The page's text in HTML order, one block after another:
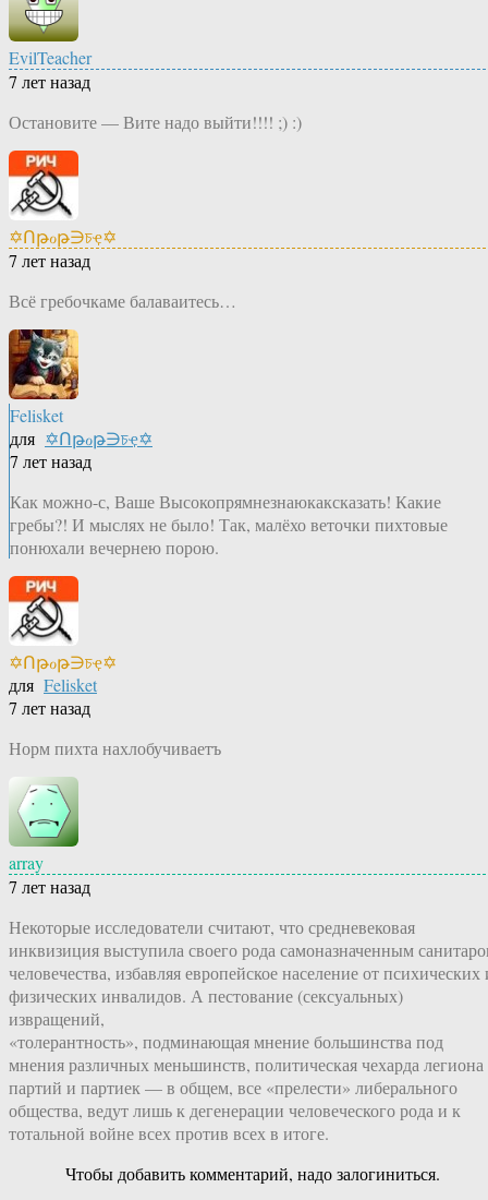
EvilTeacher
7 лет назад
Остановите — Вите надо выйти!!!! ;) :)
✡Ոթℴթ∋চҿ✡
7 лет назад
Всё гребочкаме балаваитесь…
Felisket
для ✡Ոթℴթ∋চҿ✡
7 лет назад
Как можно-с, Ваше Высокопрямнезнаюкаксказать! Какие
гребы?! И мыслях не было! Так, малёхо веточки пихтовые
понюхали вечернею порою.
✡Ոթℴթ∋চҿ✡
для Felisket
7 лет назад
Норм пихта нахлобучиваетъ
array
7 лет назад
Некоторые исследователи считают, что средневековая
инквизиция выступила своего рода самоназначенным
человечества, избавляя европейское население от психических
физических инвалидов. А пестование (сексуальных)
извращений,
«толерантность», подминающая мнение большинства под
мнения различных меньшинств, политическая чехарда легиона
партий и партиек — в общем, все «прелести» либерального
общества, ведут лишь к дегенерации человеческого рода и к
тотальной войне всех против всех в итоге.
Чтобы добавить комментарий, надо залогиниться.